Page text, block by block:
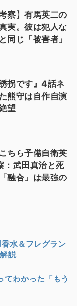
察】有馬英二の
実。彼は犯人な
同じ「被害者」
拐です』4話ネ
熊守は自作自演
望
ちら予備自衛英
：武田真治と死
融合」は最強の
水＆フレグラン
説
てわかった「もう